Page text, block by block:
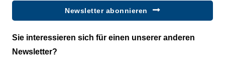
Newsletter abonnieren
Sie interessieren sich für einen unserer anderen
Newsletter?